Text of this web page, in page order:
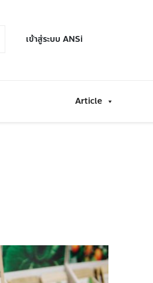
เข้าสู่ระบบ ANSi
Article